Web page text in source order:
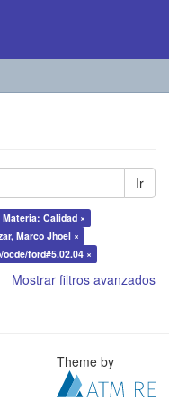
Ir
Materia: Calidad ×
Marco Jhoel ×
ford#5.02.04 ×
Mostrar filtros avanzados
Theme by